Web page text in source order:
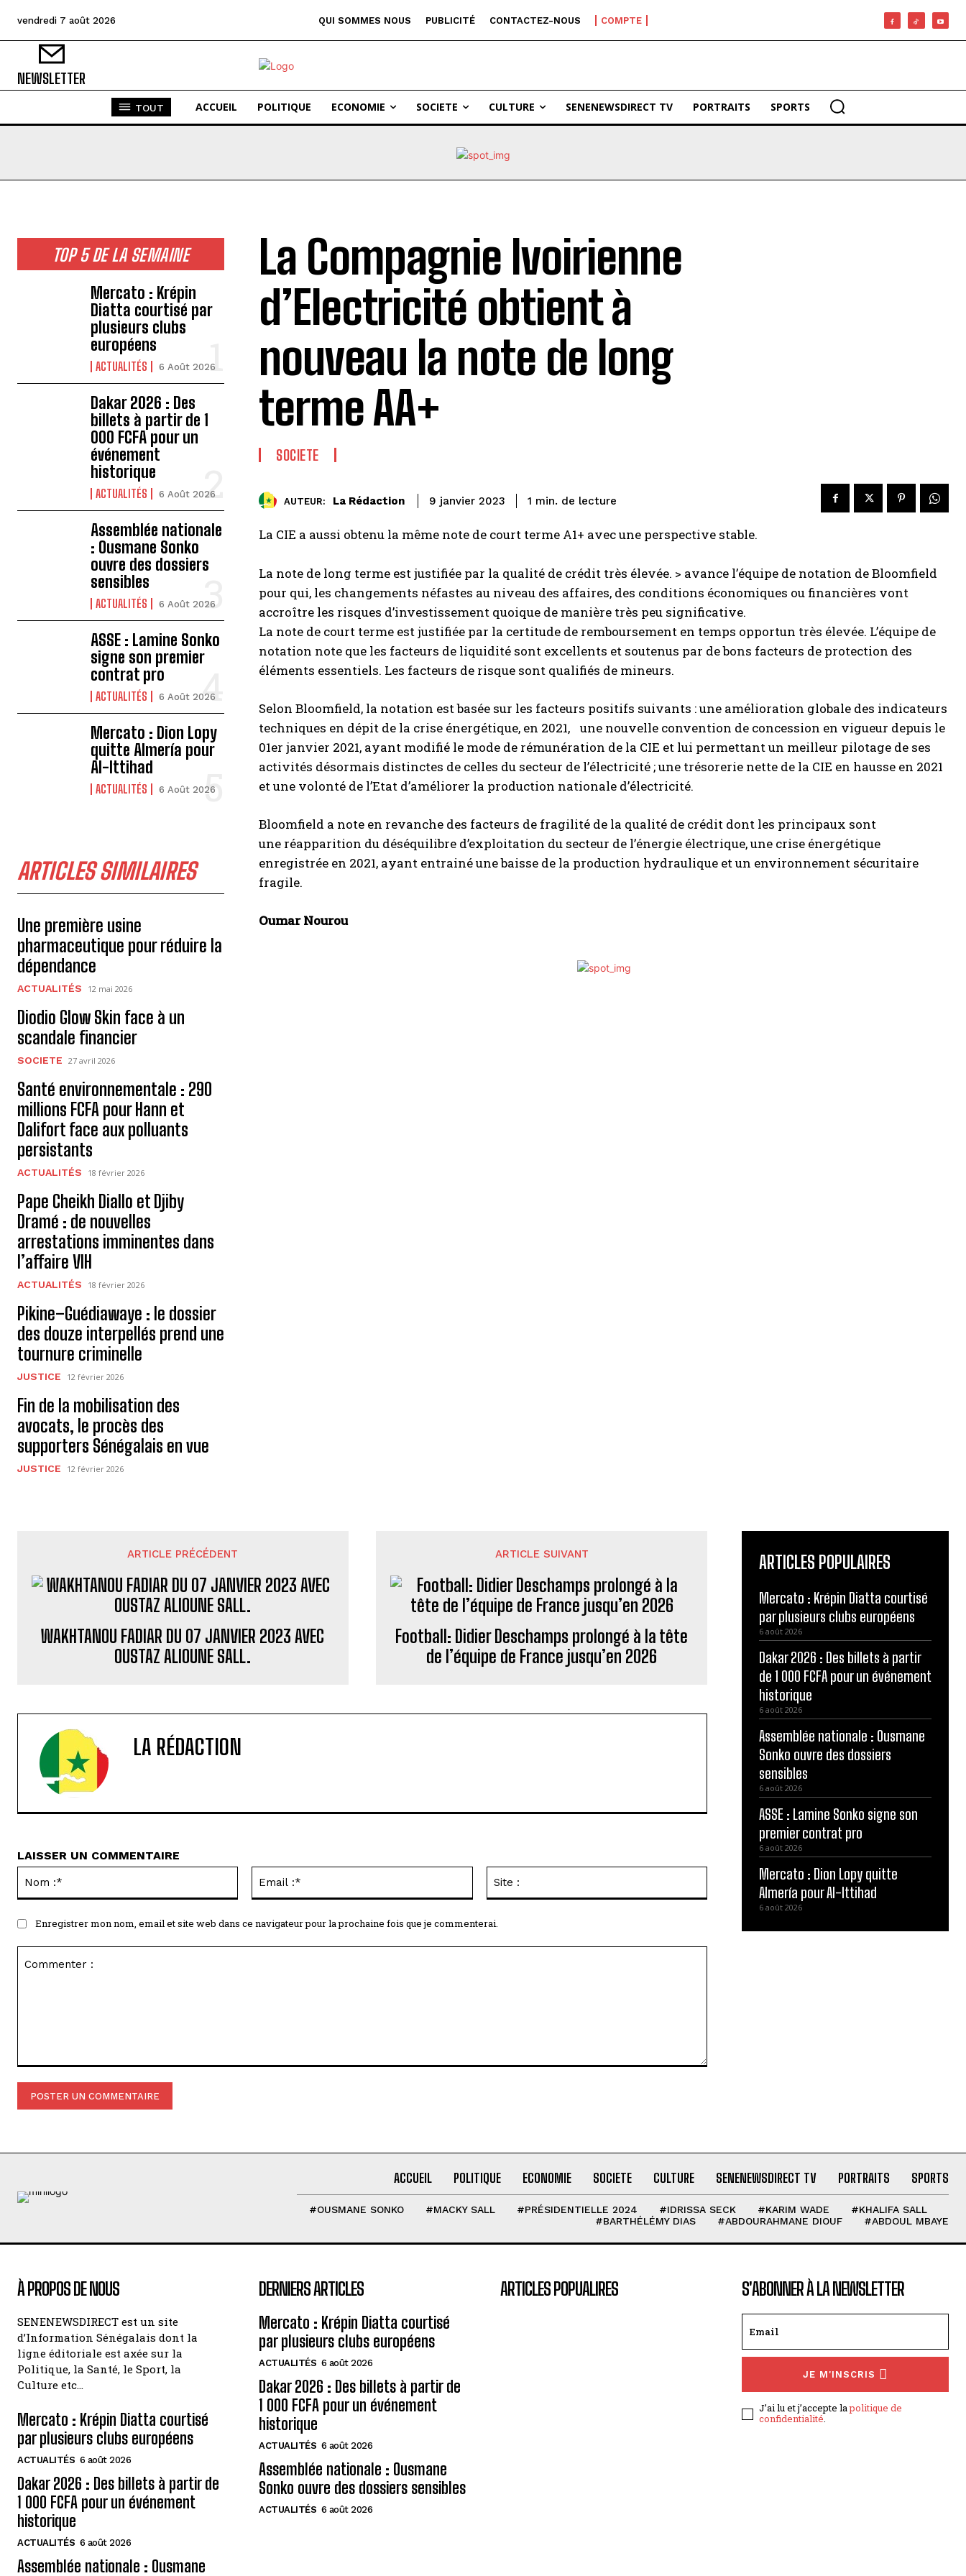
vendredi 7 août 2026 QUI SOMMES NOUS PUBLICITÉ CONTACTEZ-NOUS COMPTE
NEWSLETTER
TOUT ACCUEIL POLITIQUE ECONOMIE SOCIETE CULTURE SENENEWSDIRECT TV PORTRAITS SPORTS
TOP 5 DE LA SEMAINE
Mercato : Krépin
Diatta courtisé par
plusieurs clubs
européens
ACTUALITÉS 6 Août 2026
Dakar 2026 : Des
billets à partir de 1
000 FCFA pour un
événement
historique
ACTUALITÉS 6 Août 2026
Assemblée nationale
: Ousmane Sonko
ouvre des dossiers
sensibles
ACTUALITÉS 6 Août 2026
ASSE : Lamine Sonko
signe son premier
contrat pro
ACTUALITÉS 6 Août 2026
Mercato : Dion Lopy
quitte Almería pour
Al-Ittihad
ACTUALITÉS 6 Août 2026
ARTICLES SIMILAIRES
Une première usine
pharmaceutique pour réduire la
dépendance
ACTUALITÉS 12 mai 2026
Diodio Glow Skin face à un
scandale financier
SOCIETE 27 avril 2026
Santé environnementale : 290
millions FCFA pour Hann et
Dalifort face aux polluants
persistants
ACTUALITÉS 18 février 2026
Pape Cheikh Diallo et Djiby
Dramé : de nouvelles
arrestations imminentes dans
l’affaire VIH
ACTUALITÉS 18 février 2026
Pikine–Guédiawaye : le dossier
des douze interpellés prend une
tournure criminelle
JUSTICE 12 février 2026
Fin de la mobilisation des
avocats, le procès des
supporters Sénégalais en vue
JUSTICE 12 février 2026
La Compagnie Ivoirienne
d’Electricité obtient à
nouveau la note de long
terme AA+
SOCIETE
AUTEUR: La Rédaction 9 janvier 2023 1 min. de lecture
La CIE a aussi obtenu la même note de court terme A1+ avec une perspective stable.
La note de long terme est justifiée par la qualité de crédit très élevée. > avance l’équipe de notation de Bloomfield
pour qui, les changements néfastes au niveau des affaires, des conditions économiques ou financières vont
accroître les risques d’investissement quoique de manière très peu significative.
La note de court terme est justifiée par la certitude de remboursement en temps opportun très élevée. L’équipe de
notation note que les facteurs de liquidité sont excellents et soutenus par de bons facteurs de protection des
éléments essentiels. Les facteurs de risque sont qualifiés de mineurs.
Selon Bloomfield, la notation est basée sur les facteurs positifs suivants : une amélioration globale des indicateurs
techniques en dépit de la crise énergétique, en 2021, une nouvelle convention de concession en vigueur depuis le
01er janvier 2021, ayant modifié le mode de rémunération de la CIE et lui permettant un meilleur pilotage de ses
activités désormais distinctes de celles du secteur de l’électricité ; une trésorerie nette de la CIE en hausse en 2021
et une volonté de l’Etat d’améliorer la production nationale d’électricité.
Bloomfield a note en revanche des facteurs de fragilité de la qualité de crédit dont les principaux sont
une réapparition du déséquilibre d’exploitation du secteur de l’énergie électrique, une crise énergétique
enregistrée en 2021, ayant entrainé une baisse de la production hydraulique et un environnement sécuritaire
fragile.
Oumar Nourou
ARTICLE PRÉCÉDENT
WAKHTANOU FADIAR DU 07 JANVIER 2023 AVEC
OUSTAZ ALIOUNE SALL.
ARTICLE SUIVANT
Football: Didier Deschamps prolongé à la tête
de l’équipe de France jusqu’en 2026
LA RÉDACTION
LAISSER UN COMMENTAIRE
Enregistrer mon nom, email et site web dans ce navigateur pour la prochaine fois que je commenterai.
ARTICLES POPULAIRES
Mercato : Krépin Diatta courtisé
par plusieurs clubs européens
6 août 2026
Dakar 2026 : Des billets à partir
de 1 000 FCFA pour un événement
historique
6 août 2026
Assemblée nationale : Ousmane
Sonko ouvre des dossiers
sensibles
6 août 2026
ASSE : Lamine Sonko signe son
premier contrat pro
6 août 2026
Mercato : Dion Lopy quitte
Almería pour Al-Ittihad
6 août 2026
ACCUEIL POLITIQUE ECONOMIE SOCIETE CULTURE SENENEWSDIRECT TV PORTRAITS SPORTS
#OUSMANE SONKO #MACKY SALL #PRÉSIDENTIELLE 2024 #IDRISSA SECK #KARIM WADE
#KHALIFA SALL
#BARTHÉLÉMY DIAS
#ABDOURAHMANE DIOUF #ABDOUL MBAYE
À PROPOS DE NOUS
SENENEWSDIRECT est un site
d’Information Sénégalais dont la
ligne éditoriale est axée sur la
Politique, la Santé, le Sport, la
Culture etc…
Mercato : Krépin Diatta courtisé
par plusieurs clubs européens
ACTUALITÉS 6 août 2026
Dakar 2026 : Des billets à partir de
1 000 FCFA pour un événement
historique
ACTUALITÉS 6 août 2026
Assemblée nationale : Ousmane
DERNIERS ARTICLES
Mercato : Krépin Diatta courtisé
par plusieurs clubs européens
ACTUALITÉS 6 août 2026
Dakar 2026 : Des billets à partir de
1 000 FCFA pour un événement
historique
ACTUALITÉS 6 août 2026
Assemblée nationale : Ousmane
Sonko ouvre des dossiers sensibles
ACTUALITÉS 6 août 2026
ARTICLES POPUALIRES S'ABONNER À LA NEWSLETTER
JE M'INSCRIS
J’ai lu et j’accepte lapolitique de
confidentialité.